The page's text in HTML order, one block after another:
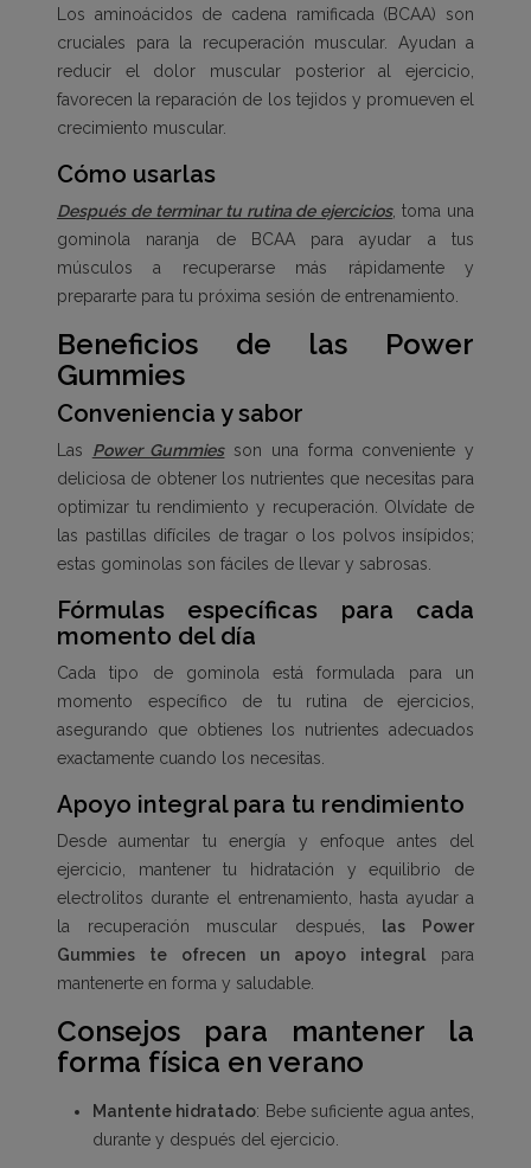
Los aminoácidos de cadena ramificada (BCAA) son
cruciales para la recuperación muscular. Ayudan a
reducir el dolor muscular posterior al ejercicio,
favorecen la reparación de los tejidos y promueven el
crecimiento muscular.
Cómo usarlas
Después de terminar tu rutina de ejercicios, toma una
gominola naranja de BCAA para ayudar a tus
músculos a recuperarse más rápidamente y
prepararte para tu próxima sesión de entrenamiento.
Beneficios de las Power
Gummies
Conveniencia y sabor
Las Power Gummiesson una forma conveniente y
deliciosa de obtener los nutrientes que necesitas para
optimizar tu rendimiento y recuperación. Olvídate de
las pastillas difíciles de tragar o los polvos insípidos;
estas gominolas son fáciles de llevar y sabrosas.
Fórmulas específicas para cada
momento del día
Cada tipo de gominola está formulada para un
momento específico de tu rutina de ejercicios,
asegurando que obtienes los nutrientes adecuados
exactamente cuando los necesitas.
Apoyo integral para tu rendimiento
Desde aumentar tu energía y enfoque antes del
ejercicio, mantener tu hidratación y equilibrio de
electrolitos durante el entrenamiento, hasta ayudar a
la recuperación muscular después, las Power
Gummies te ofrecen un apoyo integral para
mantenerte en forma y saludable.
Consejos para mantener la
forma física en verano
Mantente hidratado: Bebe suficiente agua antes,
durante y después del ejercicio.